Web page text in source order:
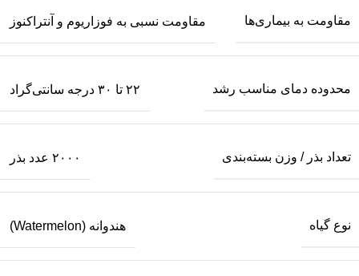
مقاومت به بیماری‌ها مقاومت نسبی به فوزاریوم و آنتراکنوز
محدوده دمای مناسب رشد ۲۲ تا ۳۰ درجه سانتی‌گراد
تعداد بذر / وزن بسته‌بندی ۲۰۰۰ عدد بذر
نوع گیاه هندوانه (Watermelon)